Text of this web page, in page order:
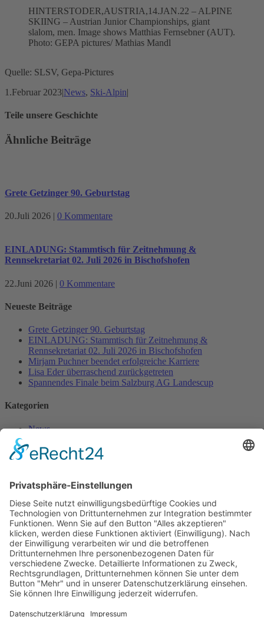
HINTERSTODER,AUSTRIA,14.JAN.22 – ALPINE
SKIING – Austrian Junior Championships, giant
slalom, men. Image shows Matthias Fernsebner (AUT).
Photo: GEPA pictures/ Mathias Mandl
Quelle: SLSV, Gepa-Pictures
1.Februar 2023|News, Ski-Alpin|
Teile unsere Geschichte
Ähnliche Beiträge
Grete Getzinger 90. Geburtstag
20.Juli 2026 | 0 Kommentare
EINLADUNG: Stammtisch für Zeitnehmung &
Rennsekretariat 02. Juli 2026 in Bischofshofen
22.Juni 2026 | 0 Kommentare
Neueste Beiträge
Grete Getzinger 90. Geburtstag
EINLADUNG: Stammtisch für Zeitnehmung &
Rennsekretariat 02. Juli 2026 in Bischofshofen
Mirjam Puchner beendet erfolgreiche Karriere
Lisa Eder überraschend zurückgetreten
Spannendes Finale beim Salzburg AG Landescup
Kategorien
News
Ski-Alpin
Langlaufen
Nordische Kombination
Sprunglauf
Snowboard
Sonstig-Alpin
Skicross
Speedski
Skibergsteigen
Firngleiten & Shortcarving
Parasport
Sponsoren
Freestyle